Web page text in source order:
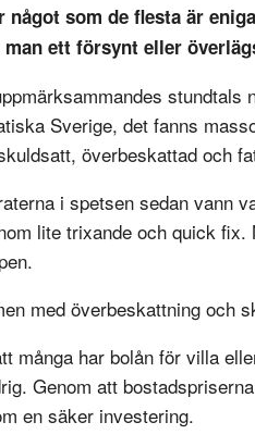
något som de flesta är
ett försynt eller
Sverige, det fanns
överbeskattad och
i spetsen sedan vann
lite trixande och quick
med överbeskattning och
många har bolån för villa
Genom att
en säker investering.